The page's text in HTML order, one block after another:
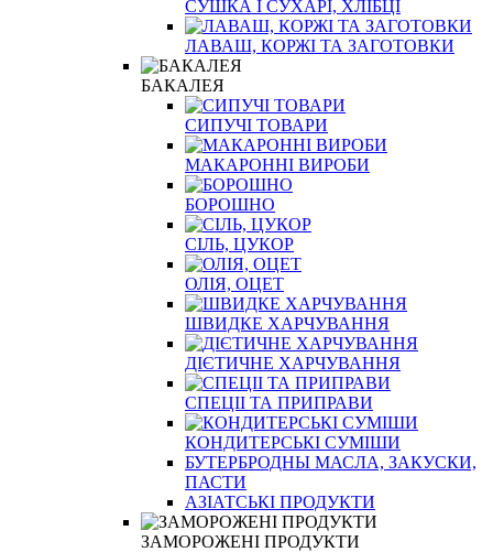
СУШКА І СУХАРІ, ХЛІБЦІ
ЛАВАШ, КОРЖІ ТА ЗАГОТОВКИ
БАКАЛЕЯ
СИПУЧІ ТОВАРИ
МАКАРОННІ ВИРОБИ
БОРОШНО
СІЛЬ, ЦУКОР
ОЛІЯ, ОЦЕТ
ШВИДКЕ ХАРЧУВАННЯ
ДІЄТИЧНЕ ХАРЧУВАННЯ
СПЕЦІІ ТА ПРИПРАВИ
КОНДИТЕРСЬКІ СУМІШИ
БУТЕРБРОДНЫ МАСЛА, ЗАКУСКИ,
ПАСТИ
АЗІАТСЬКІ ПРОДУКТИ
ЗАМОРОЖЕНІ ПРОДУКТИ